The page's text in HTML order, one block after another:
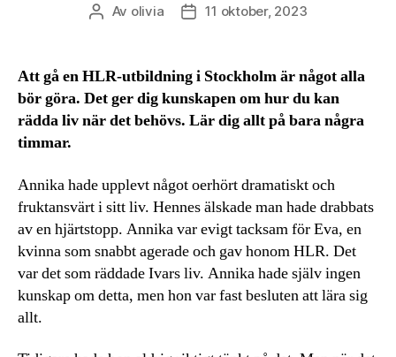
Inläggsförfattare
Av olivia Inläggsdatum
11 oktober, 2023
Att gå en HLR-utbildning i Stockholm är något alla
bör göra. Det ger dig kunskapen om hur du kan
rädda liv när det behövs. Lär dig allt på bara några
timmar.
Annika hade upplevt något oerhört dramatiskt och
fruktansvärt i sitt liv. Hennes älskade man hade drabbats
av en hjärtstopp. Annika var evigt tacksam för Eva, en
kvinna som snabbt agerade och gav honom HLR. Det
var det som räddade Ivars liv. Annika hade själv ingen
kunskap om detta, men hon var fast besluten att lära sig
allt.